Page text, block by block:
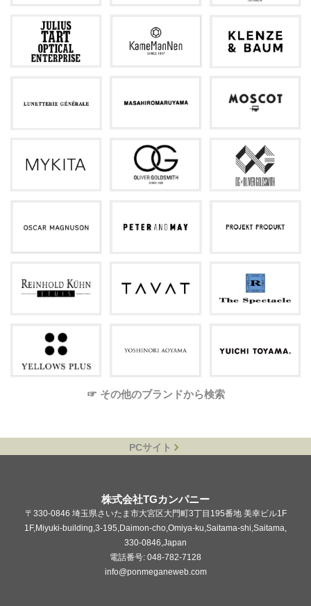
☞ その他のブランドから検索
PCサイト
株式会社TGカンパニー
〒330-0846 埼玉県さいたま市大宮区大門町3丁目195番地 美幸ビル1F
1F,Miyuki-building,3-195,Daimon-cho,Omiya-ku,Saitama-shi,Saitama,
330-0846,Japan
電話番号: 048-782-7128
info@ponmeganeweb.com